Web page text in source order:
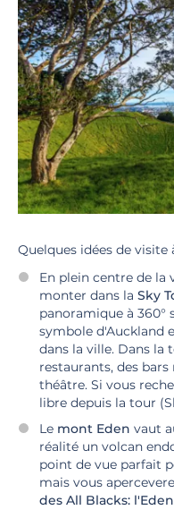
Quelques idées de visite
En plein centre de la
monter dans la Sky
panoramique à 360°
symbole d'Auckland
dans la ville. Dans la
restaurants, des
théâtre. Si vous
libre depuis la tour
Le mont Eden vaut
réalité un volcan
point de vue parfait
mais vous
des All Blacks: